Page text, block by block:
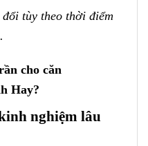
tùy theo thời điểm
cho căn
Hay?
nghiệm lâu